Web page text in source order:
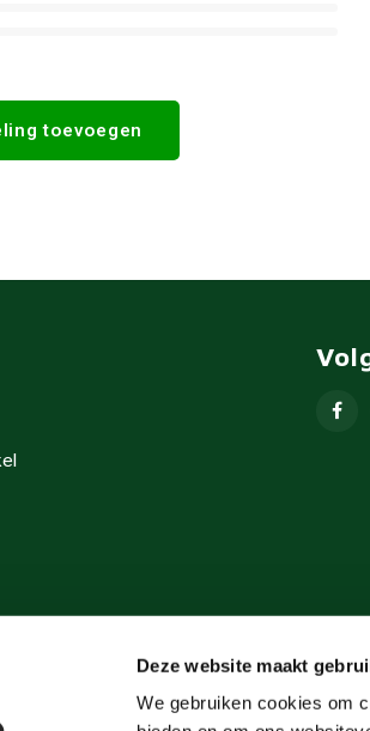
Deze website maakt
We gebruiken cookies om
toevoegen